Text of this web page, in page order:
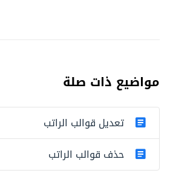
مواضيع ذات صلة
تعديل قوالب الراتب
حذف قوالب الراتب